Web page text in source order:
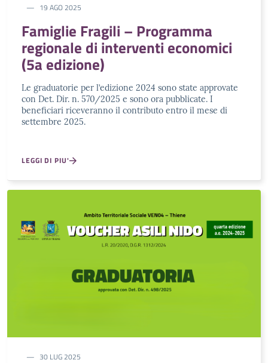
19 AGO 2025
Famiglie Fragili – Programma
regionale di interventi economici
(5a edizione)
Le graduatorie per l’edizione 2024 sono state approvate
con Det. Dir. n. 570/2025 e sono ora pubblicate. I
beneficiari riceveranno il contributo entro il mese di
settembre 2025.
LEGGI DI PIU'
30 LUG 2025